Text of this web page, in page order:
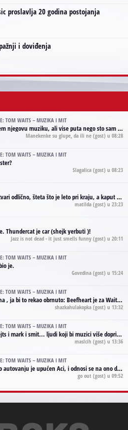
proslavlja 20 godina postojanja
i doviđenja
TOM WAITS – MUZIKA I MIT
nego sto sam to zazeleo gledao sam njegove umjetnicke slike na raznim stranama interneta. Te stoga zakljucujem da je Tom Waits Lady Gaga muzike namrstenih, ma
Manekenke su glupe, da ili ne (gost) u 08:28
TOM WAITS – MUZIKA I MIT
Slagalica (gost) u 08:23
što je leto pri kraju, a kaput koji te vervoatno podseća na pirotski ćilim je iz tradicije Navaho indijanaca ;)
matilda (gost) u 23:23
Thundercat je car (shejk yerbuti )!
Jazz is not dead - it just smells funny (gost) u 20:11
TOM WAITS – MUZIKA I MIT
je.
Govedina (gost) u 15:24
TOM WAITS – MUZIKA I MIT
to rekao obrnuto: Beefheart je za Waitsa, isto sto i Hendrix za Lenny Kravitza
shazkahulakopka (gost) u 13:32
TOM WAITS – MUZIKA I MIT
i smit... ljudi koji bi muzici više doprineli da su radili kao vozači tramvaja u gsp-u.
maslcih (gost) u 13:36
TOM WAITS – MUZIKA I MIT
je upućen Aci, i odnosi se na ono drugo autovanje...'senzualnost Waitsa' ;)
go out (gost) u 09:52